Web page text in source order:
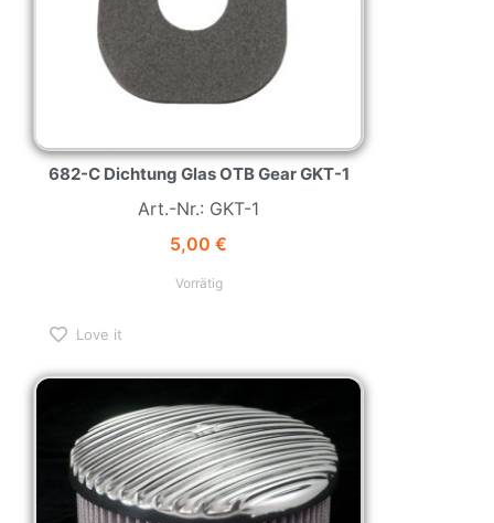
682-C Dichtung Glas OTB Gear GKT-1
Art.-Nr.: GKT-1
5,00 €
Vorrätig
Love it